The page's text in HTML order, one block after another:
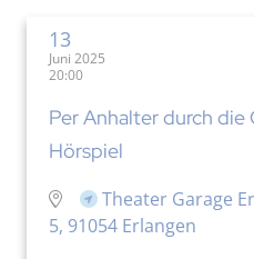
13
Juni 2025
20:00
Per Anhalter durch die
Hörspiel
Theater Garage
5, 91054 Erlangen